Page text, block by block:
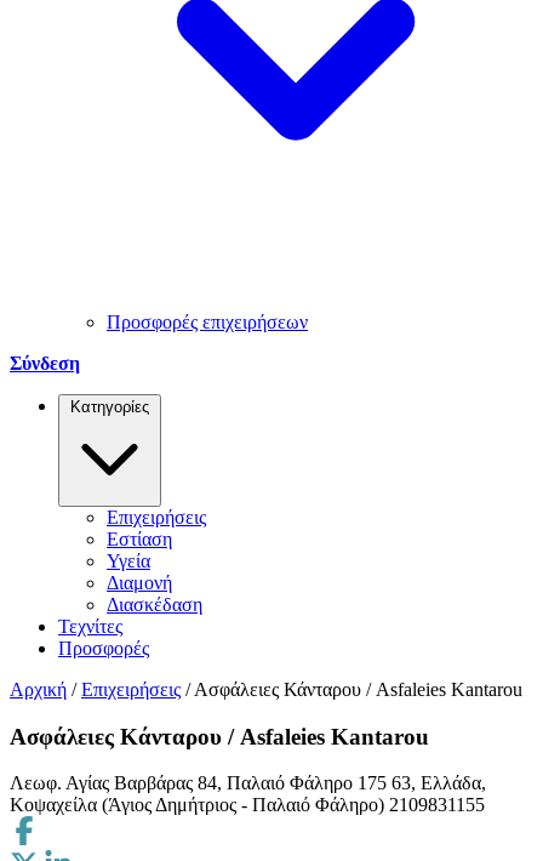
Προσφορές επιχειρήσεων
Σύνδεση
Κατηγορίες
Επιχειρήσεις
Εστίαση
Υγεία
Διαμονή
Διασκέδαση
Τεχνίτες
Προσφορές
Αρχική / Επιχειρήσεις / Ασφάλειες Κάνταρου / Asfaleies Kantarou
Ασφάλειες Κάνταρου / Asfaleies Kantarou
Λεωφ. Αγίας Βαρβάρας 84, Παλαιό Φάληρο 175 63, Ελλάδα,
Κοψαχείλα (Άγιος Δημήτριος - Παλαιό Φάληρο) 2109831155